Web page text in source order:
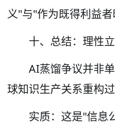
义"与"作为既得利益者
十、总结：理性
AI蒸馏争议并非
球知识生产关系重构
实质：这是"信息